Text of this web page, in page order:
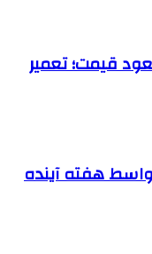
قیمت؛ تعمیر
هفته آینده